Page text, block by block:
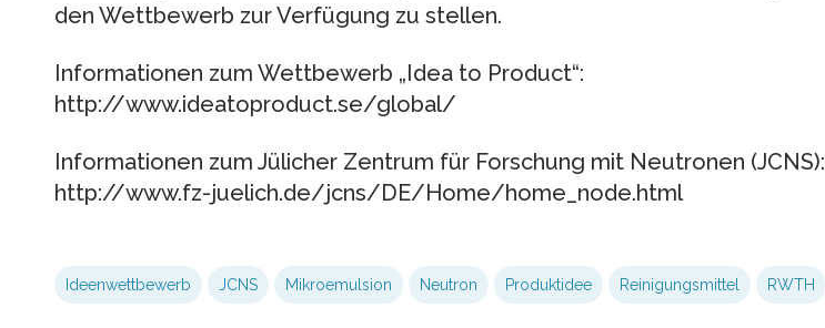
den Wettbewerb zur Verfügung zu stellen.
Informationen zum Wettbewerb „Idea to Product“:
http://www.ideatoproduct.se/global/
Informationen zum Jülicher Zentrum für Forschung mit Neutronen (JCNS):
http://www.fz-juelich.de/jcns/DE/Home/home_node.html
Ideenwettbewerb JCNS Mikroemulsion Neutron Produktidee Reinigungsmittel RWTH